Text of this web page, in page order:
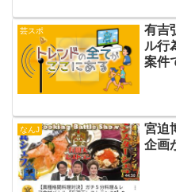
芸スポ
有吉
ル行
案件
なんJ
宮迫
企画